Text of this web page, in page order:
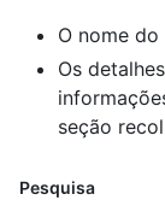
O nome
Os
seção
Pesquisa